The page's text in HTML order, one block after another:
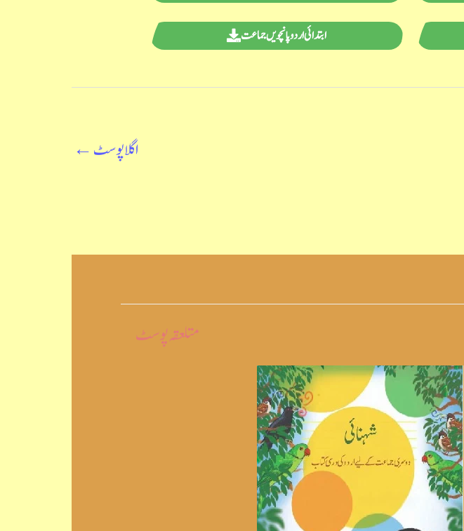
ابتدائی اردو پانچویں جماعت
اگلا پوسٹ←
متلعقہ پوسٹ